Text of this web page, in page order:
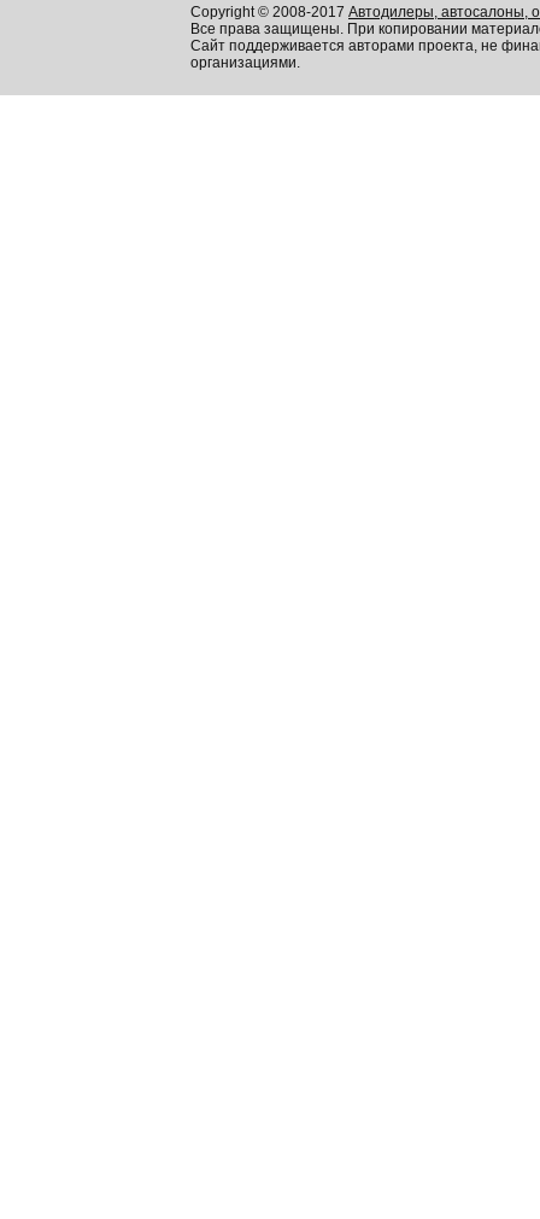
Copyright © 2008-2017 Автодилеры, автосалоны,
Все права защищены. При копировании
Сайт поддерживается авторами проекта, не
организациями.